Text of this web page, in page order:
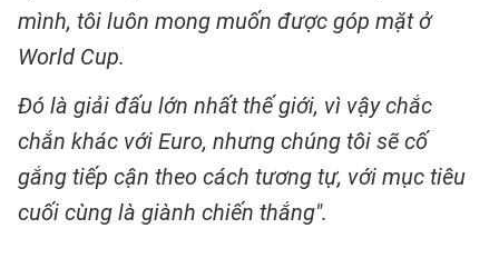
mình, tôi luôn mong muốn được góp mặt ở
World Cup.
Đó là giải đấu lớn nhất thế giới, vì vậy chắc
chắn khác với Euro, nhưng chúng tôi sẽ cố
gắng tiếp cận theo cách tương tự, với mục tiêu
cuối cùng là giành chiến thắng".